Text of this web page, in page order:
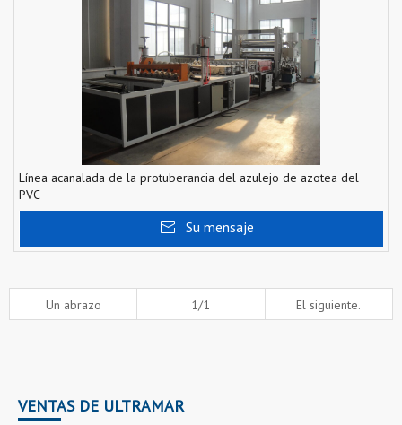
Línea acanalada de la protuberancia del azulejo de azotea del
PVC
Su mensaje
Un abrazo 1/1 El siguiente.
VENTAS DE ULTRAMAR